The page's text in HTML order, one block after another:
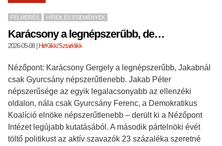
FELMÉRÉS HÍREK ÉS ESEMÉNYEK
Karácsony a legnépszerűbb, de…
2026-05-08| HirKlikk/Sztarklikk
Nézőpont: Karácsony Gergely a legnépszerűbb, Jakabnál
csak Gyurcsány népszerűtlenebb. Jakab Péter
népszerűsége az egyik legalacsonyabb az ellenzéki
oldalon, nála csak Gyurcsány Ferenc, a Demokratikus
Koalíció elnöke népszerűtlenebb – derült ki a Nézőpont
Intézet legújabb kutatásából. A második pártelnöki évét
töltő politikust az aktív szavazók 23 százaléka szeretné